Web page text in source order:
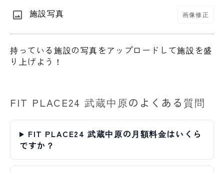
施設写真 画像修正
持っている施設の写真をアップロードして施設を盛
り上げよう！
FIT PLACE24 武蔵中原のよくある質問
FIT PLACE24 武蔵中原の月額料金はいくら
ですか？